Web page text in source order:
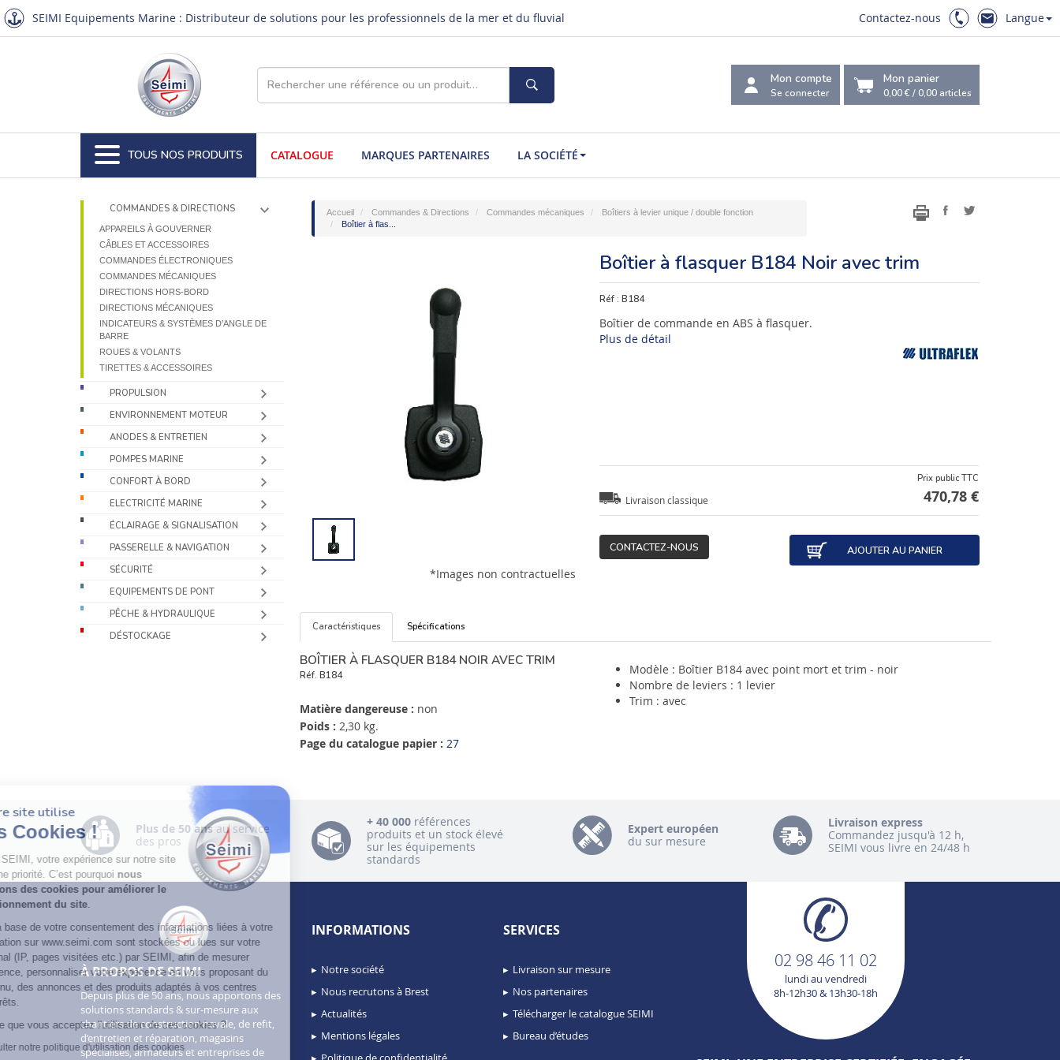
SEIMI Equipements Marine : Distributeur de solutions pour les professionnels de la mer et du fluvial Contactez-nous Langue
Mon compte
Se connecter
Mon panier
0,00 €/0,00 articles
TOUS NOS PRODUITS CATALOGUE MARQUES PARTENAIRES LA SOCIÉTÉ
COMMANDES & DIRECTIONS
APPAREILS À GOUVERNER
CÂBLES ET ACCESSOIRES
COMMANDES ÉLECTRONIQUES
COMMANDES MÉCANIQUES
DIRECTIONS HORS-BORD
DIRECTIONS MÉCANIQUES
INDICATEURS & SYSTÈMES D’ANGLE DE
BARRE
ROUES & VOLANTS
TIRETTES & ACCESSOIRES
PROPULSION
ENVIRONNEMENT MOTEUR
ANODES & ENTRETIEN
POMPES MARINE
CONFORT À BORD
ELECTRICITÉ MARINE
ÉCLAIRAGE & SIGNALISATION
PASSERELLE & NAVIGATION
SÉCURITÉ
EQUIPEMENTS DE PONT
PÊCHE & HYDRAULIQUE
DÉSTOCKAGE
Accueil Commandes & Directions Commandes mécaniques
Boîtiers à levier unique / double fonction
Boîtier à flas...
*Images non contractuelles
Boîtier à flasquer B184 Noir avec trim
Réf :B184
Boîtier de commande en ABS à flasquer.
Plus de détail
Livraison classique
Prix public TTC
470,78 €
CONTACTEZ-NOUS AJOUTER AU PANIER
Caractéristiques Spécifications
BOÎTIER À FLASQUER B184 NOIR AVEC TRIM
Réf. B184
Matière dangereuse : non
Poids : 2,30 kg.
Page du catalogue papier : 27
Modèle : Boîtier B184 avec point mort et trim - noir
Nombre de leviers : 1 levier
Trim : avec
Plus de 50 ansau service
des pros
+ 40 000 références
produits et un stock élevé
sur les équipements
standards
Expert européen
du sur mesure
Livraison express
Commandez jusqu'à 12 h,
SEIMI vous livre en 24/48 h
À PROPOS DE SEIMI
Depuis plus de 50 ans, nous apportons des
solutions standards & sur-mesure aux
chantiers de construction navale, de refit,
d’entretien et réparation, magasins
spécialisés, armateurs et entreprises de
INFORMATIONS
Notre société
Nous recrutons à Brest
Actualités
Mentions légales
SERVICES
Livraison sur mesure
Nos partenaires
Télécharger le catalogue SEIMI
Bureau d’études
02 98 46 11 02
lundi au vendredi
8h-12h30 & 13h30-18h
Notre site utilise
des Cookies !
Chez SEIMI, votre expérience sur notre site
est une priorité. C’est pourquoi
nous
utilisons des cookies pour améliorer le
fonctionnement du site
Sur la base de votre consentement des informations liées à votre
navigation sur www.seimi.com sont stockées ou lues sur votre
terminal (IP, pages visitées etc.) par SEIMI, afin de mesurer
l’audience, personnaliser votre expérience en vous proposant du
contenu, des annonces et des produits adaptés à vos centres
Est-ce que vous acceptez l'utilisation de ces cookies ?
Consulter notre politique d'utilisation des cookies